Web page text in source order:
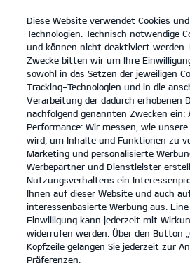
open
menu
Der neue Kia XCeed
... ... DER NEUE KIA XCEED
Diese Website verwendet Cookies
Technologien. Technisch notwendige
und können nicht deaktiviert werden.
Zwecke bitten wir um Ihre
sowohl in das Setzen der jeweiligen
Tracking-Technologien und in die
Verarbeitung der dadurch erhobenen
nachfolgend genannten Zwecken ein:
Performance: Wir messen, wie
wird, um Inhalte und Funktionen zu
Marketing und personalisierte
Werbepartner und Dienstleister
Nutzungsverhaltens ein
Ihnen auf dieser Website und auch
interessenbasierte Werbung aus.
Einwilligung kann jederzeit mit
widerrufen werden. Über den Button
Kopfzeile gelangen Sie jederzeit zur
Präferenzen.